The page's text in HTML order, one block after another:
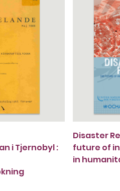
i Tjernobyl :
Disaster
future of
in